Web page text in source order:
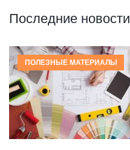
Последние новости
ПОЛЕЗНЫЕ МАТЕРИАЛЫ